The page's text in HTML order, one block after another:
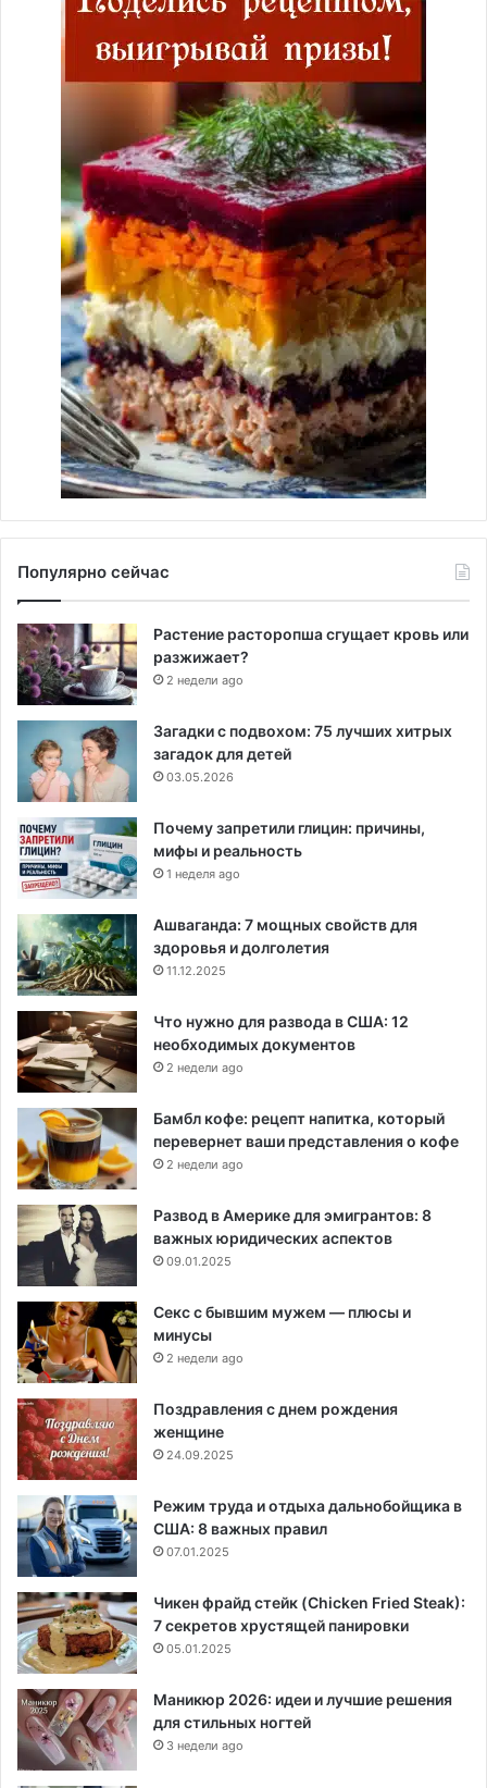
Популярно сейчас
Растение расторопша сгущает кровь или
разжижает?
2 недели ago
Загадки с подвохом: 75 лучших хитрых
загадок для детей
03.05.2026
Почему запретили глицин: причины,
мифы и реальность
1 неделя ago
Ашваганда: 7 мощных свойств для
здоровья и долголетия
11.12.2025
Что нужно для развода в США: 12
необходимых документов
2 недели ago
Бамбл кофе: рецепт напитка, который
перевернет ваши представления о кофе
2 недели ago
Развод в Америке для эмигрантов: 8
важных юридических аспектов
09.01.2025
Секс с бывшим мужем — плюсы и
минусы
2 недели ago
Поздравления с днем рождения
женщине
24.09.2025
Режим труда и отдыха дальнобойщика в
США: 8 важных правил
07.01.2025
Чикен фрайд стейк (Chicken Fried Steak):
7 секретов хрустящей панировки
05.01.2025
Маникюр 2026: идеи и лучшие решения
для стильных ногтей
3 недели ago